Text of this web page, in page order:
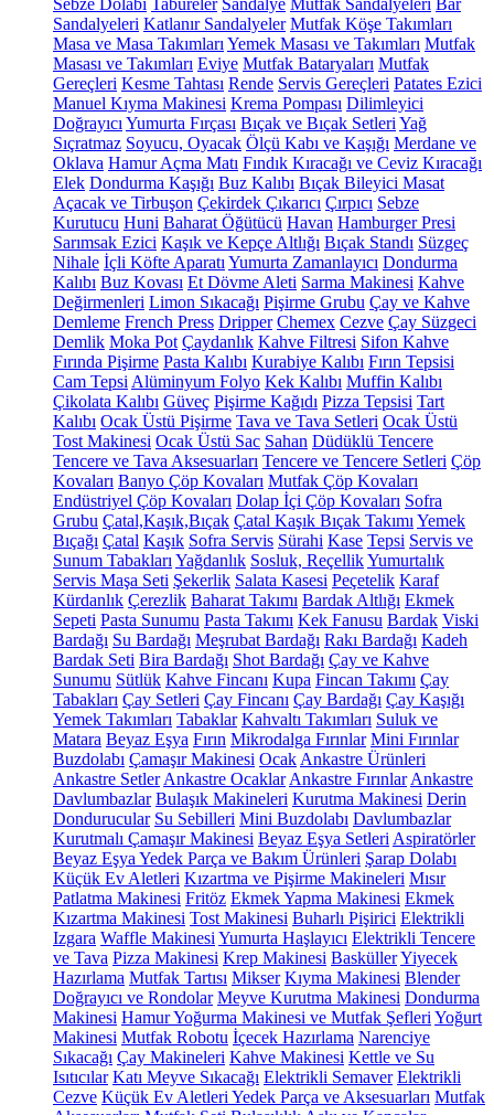
Sebze Dolabı Tabureler Sandalye Mutfak Sandalyeleri Bar
Sandalyeleri Katlanır Sandalyeler Mutfak Köşe Takımları
Masa ve Masa Takımları Yemek Masası ve Takımları Mutfak
Masası ve Takımları Eviye Mutfak Bataryaları Mutfak
Gereçleri Kesme Tahtası Rende Servis Gereçleri Patates Ezici
Manuel Kıyma Makinesi Krema Pompası Dilimleyici
Doğrayıcı Yumurta Fırçası Bıçak ve Bıçak Setleri Yağ
Sıçratmaz Soyucu, Oyacak Ölçü Kabı ve Kaşığı Merdane ve
Oklava Hamur Açma Matı Fındık Kıracağı ve Ceviz Kıracağı
Elek Dondurma Kaşığı Buz Kalıbı Bıçak Bileyici Masat
Açacak ve Tirbuşon Çekirdek Çıkarıcı Çırpıcı Sebze
Kurutucu Huni Baharat Öğütücü Havan Hamburger Presi
Sarımsak Ezici Kaşık ve Kepçe Altlığı Bıçak Standı Süzgeç
Nihale İçli Köfte Aparatı Yumurta Zamanlayıcı Dondurma
Kalıbı Buz Kovası Et Dövme Aleti Sarma Makinesi Kahve
Değirmenleri Limon Sıkacağı Pişirme Grubu Çay ve Kahve
Demleme French Press Dripper Chemex Cezve Çay Süzgeci
Demlik Moka Pot Çaydanlık Kahve Filtresi Sifon Kahve
Fırında Pişirme Pasta Kalıbı Kurabiye Kalıbı Fırın Tepsisi
Cam Tepsi Alüminyum Folyo Kek Kalıbı Muffin Kalıbı
Çikolata Kalıbı Güveç Pişirme Kağıdı Pizza Tepsisi Tart
Kalıbı Ocak Üstü Pişirme Tava ve Tava Setleri Ocak Üstü
Tost Makinesi Ocak Üstü Sac Sahan Düdüklü Tencere
Tencere ve Tava Aksesuarları Tencere ve Tencere Setleri Çöp
Kovaları Banyo Çöp Kovaları Mutfak Çöp Kovaları
Endüstriyel Çöp Kovaları Dolap İçi Çöp Kovaları Sofra
Grubu Çatal,Kaşık,Bıçak Çatal Kaşık Bıçak Takımı Yemek
Bıçağı Çatal Kaşık Sofra Servis Sürahi Kase Tepsi Servis ve
Sunum Tabakları Yağdanlık Sosluk, ReçellikYumurtalık
Servis Maşa Seti Şekerlik Salata Kasesi Peçetelik Karaf
Kürdanlık Çerezlik Baharat Takımı Bardak Altlığı Ekmek
Sepeti Pasta Sunumu Pasta Takımı Kek Fanusu Bardak Viski
Bardağı Su Bardağı Meşrubat Bardağı Rakı Bardağı Kadeh
Bardak Seti Bira Bardağı Shot Bardağı Çay ve Kahve
Sunumu Sütlük Kahve Fincanı Kupa Fincan Takımı Çay
Tabakları Çay Setleri Çay Fincanı Çay Bardağı Çay Kaşığı
Yemek Takımları Tabaklar Kahvaltı Takımları Suluk ve
Matara Beyaz Eşya Fırın Mikrodalga Fırınlar Mini Fırınlar
Buzdolabı Çamaşır Makinesi Ocak Ankastre Ürünleri
Ankastre Setler Ankastre Ocaklar Ankastre Fırınlar Ankastre
Davlumbazlar Bulaşık Makineleri Kurutma Makinesi Derin
Dondurucular Su Sebilleri Mini Buzdolabı Davlumbazlar
Kurutmalı Çamaşır Makinesi Beyaz Eşya Setleri Aspiratörler
Beyaz Eşya Yedek Parça ve Bakım Ürünleri Şarap Dolabı
Küçük Ev Aletleri Kızartma ve Pişirme Makineleri Mısır
Patlatma Makinesi Fritöz Ekmek Yapma Makinesi Ekmek
Kızartma Makinesi Tost Makinesi Buharlı Pişirici Elektrikli
Izgara Waffle Makinesi Yumurta Haşlayıcı Elektrikli Tencere
ve Tava Pizza Makinesi Krep Makinesi BasküllerYiyecek
Hazırlama Mutfak Tartısı Mikser Kıyma Makinesi Blender
Doğrayıcı ve Rondolar Meyve Kurutma Makinesi Dondurma
Makinesi Hamur Yoğurma Makinesi ve Mutfak Şefleri Yoğurt
Makinesi Mutfak Robotu İçecek Hazırlama Narenciye
Sıkacağı Çay Makineleri Kahve Makinesi Kettle ve Su
Isıtıcılar Katı Meyve Sıkacağı Elektrikli Semaver Elektrikli
Cezve Küçük Ev Aletleri Yedek Parça ve Aksesuarları Mutfak